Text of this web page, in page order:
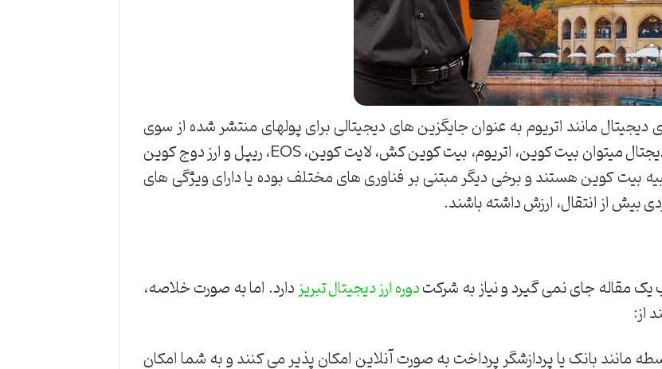
مانند اتریوم به عنوان جایگزین های دیجیتالی برای پولهای منتشر شده از سوی
دولت ها رشد کرده اند. از معروف ترین ارزهای دیجتال میتوان بیت کوین، اتریوم، بیت کوین کش، لایت کوین، EOS، ریپل و ارز دوج کوین
بیت کوین هستند و برخی دیگر مبتنی بر فناوری های مختلف بوده یا دارای ویژگی های
بیش از انتقال، ارزش داشته باشند.
مقاله جای نمی گیرد و نیاز به شرکتدوره ارز دیجیتال تبریزدارد. اما به صورت خلاصه،
از:
مانند بانک یا پردازشگر پرداخت به صورت آنلاین امکان پذیر می کنند و به شما امکان